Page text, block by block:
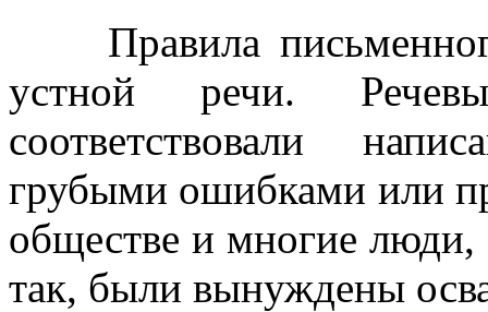
Правила
устной речи.
соответствовали
грубыми ошибками или
обществе и многие люди,
так, были вынуждены